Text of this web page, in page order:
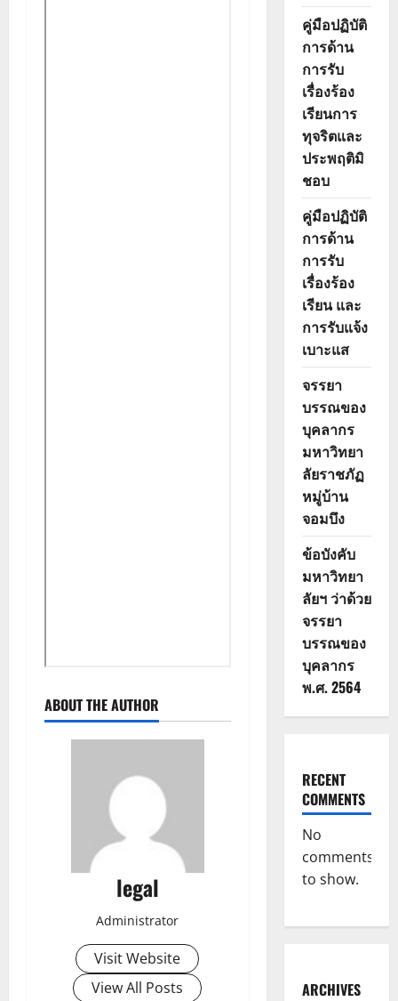
ABOUT THE AUTHOR
legal
Administrator
Visit Website
View All Posts
คู่มือปฏิบัติ
การด้าน
การรับ
เรื่องร้อง
เรียนการ
ทุจริตและ
ประพฤติมิ
ชอบ
คู่มือปฏิบัติ
การด้าน
การรับ
เรื่องร้อง
เรียน และ
การรับแจ้ง
เบาะแส
จรรยา
บรรณของ
บุคลากร
มหาวิทยา
ลัยราชภัฏ
หมู่บ้าน
จอมบึง
ข้อบังคับ
มหาวิทยา
ลัยฯ ว่าด้วย
จรรยา
บรรณของ
บุคลากร
พ.ศ. 2564
RECENT
COMMENTS
No
comments
to show.
ARCHIVES